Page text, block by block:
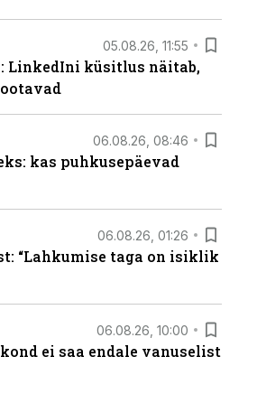
05.08.26, 11:55
LinkedIni küsitlus näitab,
06.08.26, 08:46
kas puhkusepäevad
06.08.26, 01:26
“Lahkumise taga on isiklik
06.08.26, 10:00
ei saa endale vanuselist